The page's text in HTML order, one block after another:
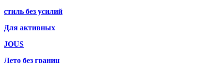
стиль без усилий
Для активных
JOUS
Лето без границ